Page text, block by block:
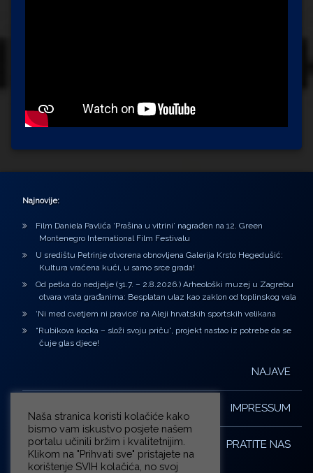
Najnovije:
Film Daniela Pavlića ‘Prašina u vitrini’ nagrađen na 12. Green
Montenegro International Film Festivalu
U središtu Petrinje otvorena obnovljena Galerija Krsto Hegedušić:
Kultura vraćena kući, u samo srce grada!
Od petka do nedjelje (31.7. – 2.8.2026.) Arheološki muzej u Zagrebu
otvara vrata građanima: Besplatan ulaz kao zaklon od toplinskog vala
‘Ni med cvetjem ni pravice’ na Aleji hrvatskih sportskih velikana
“Rubikova kocka – složi svoju priču”, projekt nastao iz potrebe da se
čuje glas djece!
NAJAVE
IMPRESSUM
PRATITE NAS
Naša stranica koristi kolačiće kako
bismo vam iskustvo posjete našem
portalu učinili bržim i kvalitetnijim.
Klikom na "Prihvati sve" pristajete na
korištenje SVIH kolačića, no svoj